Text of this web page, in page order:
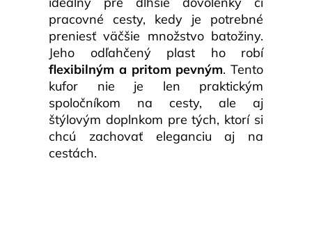
pracovné cesty, kedy je potrebné
preniesť väčšie množstvo batožiny.
Jeho odľahčený plast ho robí
flexibilným a pritom pevným. Tento
kufor nie je len praktickým
spoločníkom na cesty, ale aj
štýlovým doplnkom pre tých, ktorí si
chcú zachovať eleganciu aj na
cestách.